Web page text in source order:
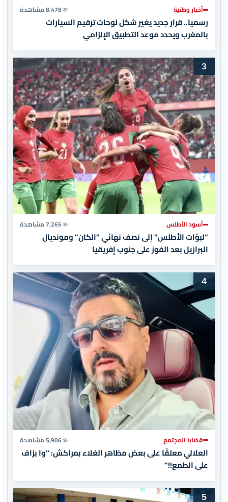
أخبار وطنية 8,478 مشاهدة
رسميا.. قرار جديد يغير شكل لوحات ترقيم السيارات
بالمغرب ويحدد موعد التطبيق الإلزامي
3
أسود الأطلس 7,265 مشاهدة
"لبؤات الأطلس" إلى نصف نهائي "الكان" ومونديال
البرازيل بعد الفوز على جنوب إفريقيا
4
قضايا المجتمع 5,906 مشاهدة
العلالي معلقًا على بعض مظاهر الغلاء بمراكش: "وا بزاف
على الطمع!!"
5